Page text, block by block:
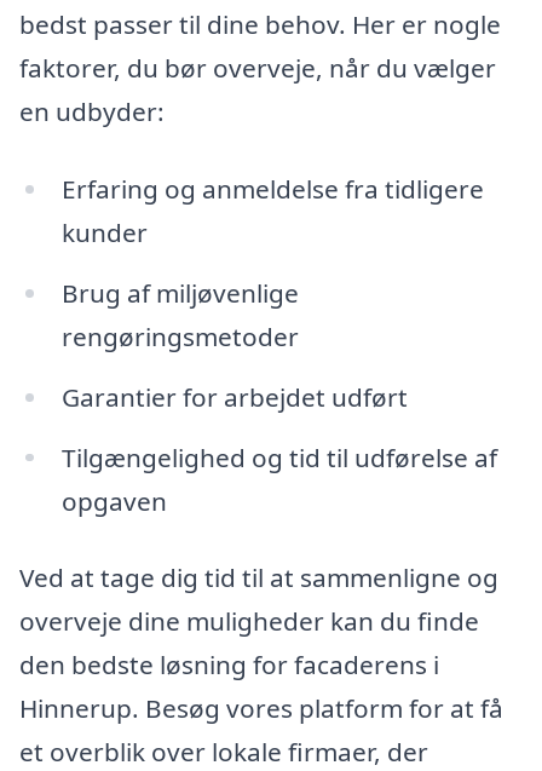
bedst passer til dine behov. Her er nogle
faktorer, du bør overveje, når du vælger
en udbyder:
Erfaring og anmeldelse fra tidligere
kunder
Brug af miljøvenlige
rengøringsmetoder
Garantier for arbejdet udført
Tilgængelighed og tid til udførelse af
opgaven
Ved at tage dig tid til at sammenligne og
overveje dine muligheder kan du finde
den bedste løsning for facaderens i
Hinnerup. Besøg vores platform for at få
et overblik over lokale firmaer, der